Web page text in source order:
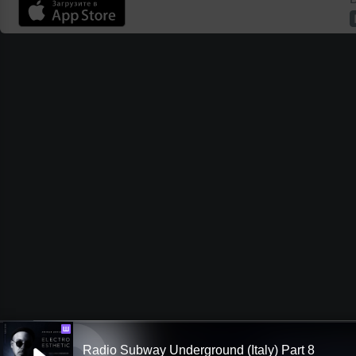
Ш
Radio Subway Underground (Italy) Part 8